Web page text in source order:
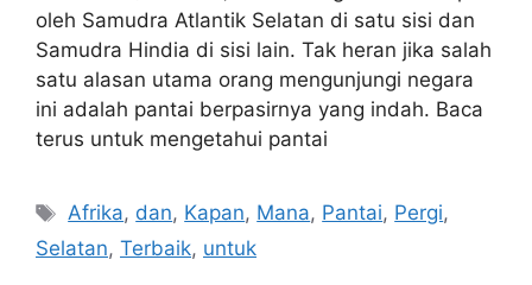
oleh Samudra Atlantik Selatan di satu sisi dan
Samudra Hindia di sisi lain. Tak heran jika salah
satu alasan utama orang mengunjungi negara
ini adalah pantai berpasirnya yang indah. Baca
terus untuk mengetahui pantai
Tags
Afrika, dan, Kapan, Mana, Pantai, Pergi,
Selatan, Terbaik, untuk